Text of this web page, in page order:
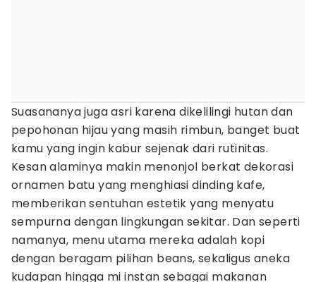
Suasananya juga asri karena dikelilingi hutan dan
pepohonan hijau yang masih rimbun, banget buat
kamu yang ingin kabur sejenak dari rutinitas.
Kesan alaminya makin menonjol berkat dekorasi
ornamen batu yang menghiasi dinding kafe,
memberikan sentuhan estetik yang menyatu
sempurna dengan lingkungan sekitar. Dan seperti
namanya, menu utama mereka adalah kopi
dengan beragam pilihan beans, sekaligus aneka
kudapan hingga mi instan sebagai makanan